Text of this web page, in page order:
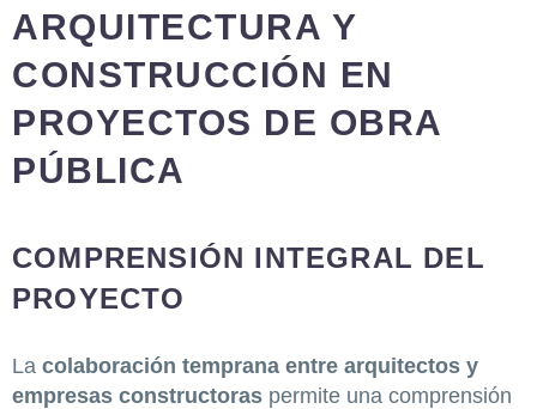
ARQUITECTURA Y
CONSTRUCCIÓN EN
PROYECTOS DE OBRA
PÚBLICA
COMPRENSIÓN INTEGRAL DEL
PROYECTO
La colaboración temprana entre arquitectos y
empresas constructoras permite una comprensión